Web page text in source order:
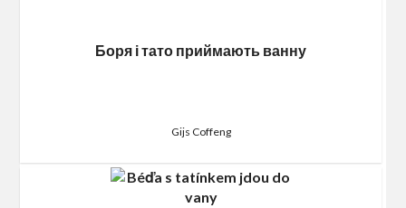
Боря і тато приймають ванну
Gijs Coffeng